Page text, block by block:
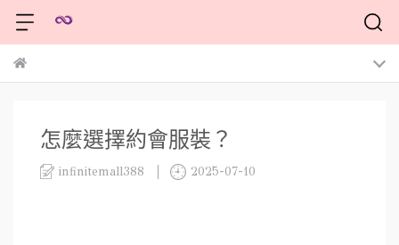
怎麼選擇約會服裝？
infinitemall388 2025-07-10